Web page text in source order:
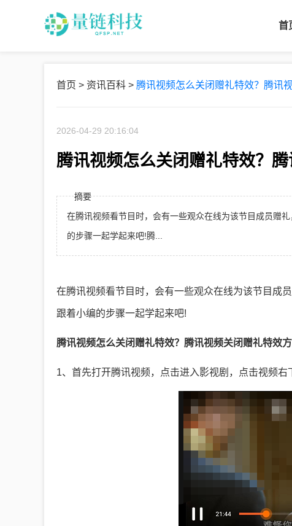
首
首页 > 资讯百科 > 腾讯视频怎么关闭赠礼特效？腾讯
2026-04-29 20:16:04
腾讯视频怎么关闭赠礼特效？
摘要
在腾讯视频看节目时，会有一些观众在线为该节目成员赠
的步骤一起学起来吧!腾...
在腾讯视频看节目时，会有一些观众在线为该节目成
跟着小编的步骤一起学起来吧!
腾讯视频怎么关闭赠礼特效？腾讯视频关闭赠礼特效
1、首先打开腾讯视频，点击进入影视剧，点击视频右